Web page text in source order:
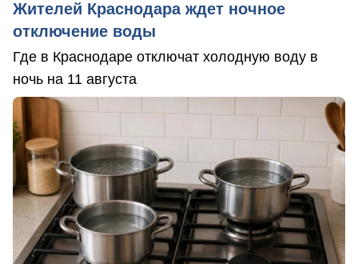
Жителей Краснодара ждет ночное
отключение воды
Где в Краснодаре отключат холодную воду в
ночь на 11 августа